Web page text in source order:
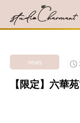
news
【限定】六華